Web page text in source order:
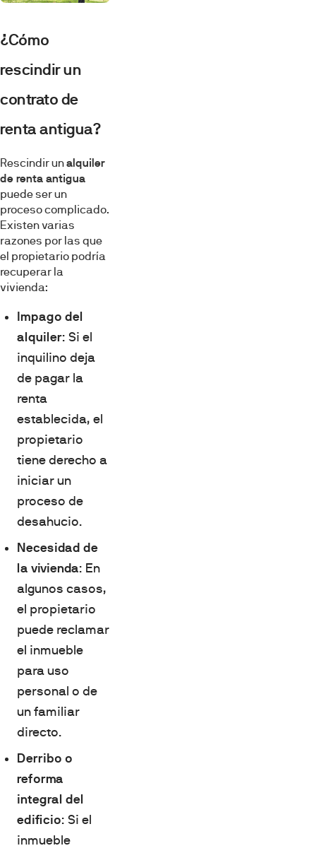
¿Cómo
rescindir un
contrato de
renta antigua?
Rescindir unalquiler
de renta antigua
puede ser un
proceso complicado.
Existen varias
razones por las que
el propietario podría
recuperar la
vivienda:
Impago del
alquiler: Si el
inquilino deja
de pagar la
renta
establecida, el
propietario
tiene derecho a
iniciar un
proceso de
desahucio.
Necesidad de
la vivienda: En
algunos casos,
el propietario
puede reclamar
el inmueble
para uso
personal o de
un familiar
directo.
Derribo o
reforma
integral del
edificio: Si el
inmueble